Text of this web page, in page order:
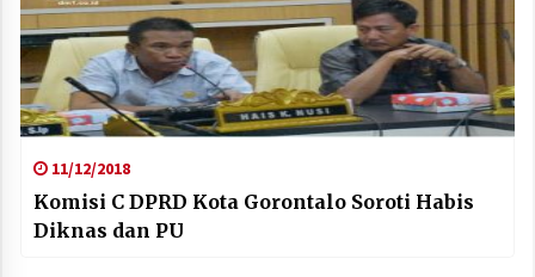
11/12/2018
Komisi C DPRD Kota Gorontalo Soroti Habis
Diknas dan PU